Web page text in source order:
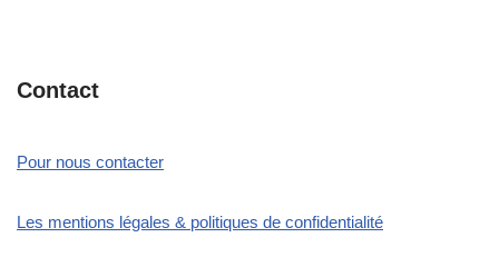
Contact
Pour nous contacter
Les mentions légales & politiques de confidentialité